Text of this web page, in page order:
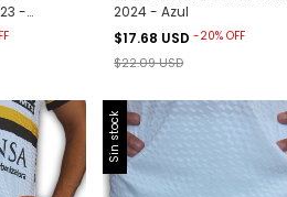
-
2024 - Azul
$17.68 USD-20%OFF
$22.09 USD
Sin stock